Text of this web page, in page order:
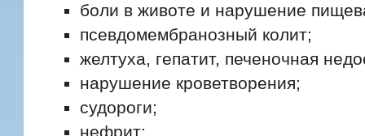
боли в животе и нарушение
псевдомембранозный колит;
желтуха, гепатит, печеночная
нарушение кроветворения;
судороги;
нефрит;